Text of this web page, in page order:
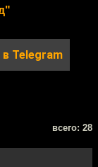
в Telegram
всего: 28